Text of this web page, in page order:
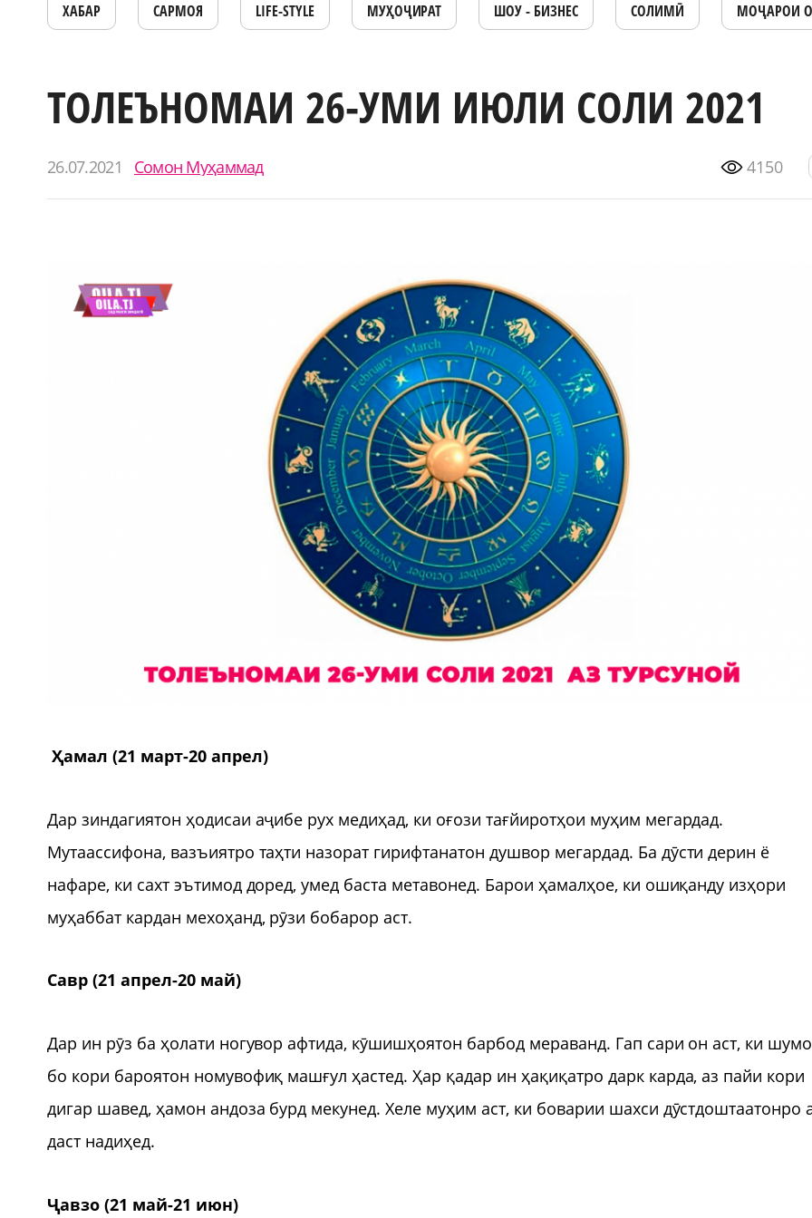
ХАБАР САРМОЯ LIFE-STYLE МУҲОҶИРАТ ШОУ - БИЗНЕС СОЛИМӢ МОҶАРОИ
ТОЛЕЪНОМАИ 26-УМИ ИЮЛИ СОЛИ 2021
26.07.2021 Сомон Муҳаммад 4150
Ҳамал (21 март-20 апрел)
Дар зиндагиятон ҳодисаи аҷибе рух медиҳад, ки оғози тағйиротҳои муҳим мегардад.
Мутаассифона, вазъиятро таҳти назорат гирифтанатон душвор мегардад. Ба дӯсти дерин ё
нафаре, ки сахт эътимод доред, умед баста метавонед. Барои ҳамалҳое, ки ошиқанду изҳори
муҳаббат кардан мехоҳанд, рӯзи бобарор аст.
Савр (21 апрел-20 май)
Дар ин рӯз ба ҳолати ногувор афтида, кӯшишҳоятон барбод мераванд. Гап сари он аст, ки шумо
бо кори бароятон номувофиқ машғул ҳастед. Ҳар қадар ин ҳақиқатро дарк карда, аз пайи кори
дигар шавед, ҳамон андоза бурд мекунед. Хеле муҳим аст, ки боварии шахси дӯстдоштаатонро
даст надиҳед.
Ҷавзо (21 май-21 июн)